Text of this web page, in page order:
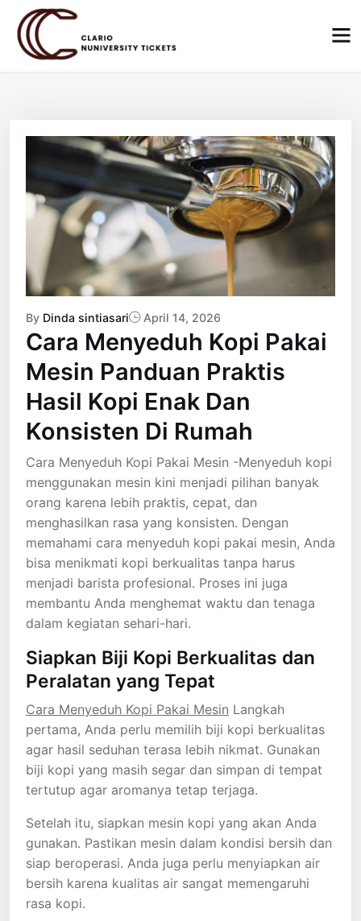
content
By Dinda sintiasari April 14, 2026
Cara Menyeduh Kopi Pakai
Mesin Panduan Praktis
Hasil Kopi Enak Dan
Konsisten Di Rumah
Cara Menyeduh Kopi Pakai Mesin -Menyeduh kopi
menggunakan mesin kini menjadi pilihan banyak
orang karena lebih praktis, cepat, dan
menghasilkan rasa yang konsisten. Dengan
memahami cara menyeduh kopi pakai mesin, Anda
bisa menikmati kopi berkualitas tanpa harus
menjadi barista profesional. Proses ini juga
membantu Anda menghemat waktu dan tenaga
dalam kegiatan sehari-hari.
Siapkan Biji Kopi Berkualitas dan
Peralatan yang Tepat
Cara Menyeduh Kopi Pakai Mesin Langkah
pertama, Anda perlu memilih biji kopi berkualitas
agar hasil seduhan terasa lebih nikmat. Gunakan
biji kopi yang masih segar dan simpan di tempat
tertutup agar aromanya tetap terjaga.
Setelah itu, siapkan mesin kopi yang akan Anda
gunakan. Pastikan mesin dalam kondisi bersih dan
siap beroperasi. Anda juga perlu menyiapkan air
bersih karena kualitas air sangat memengaruhi
rasa kopi.